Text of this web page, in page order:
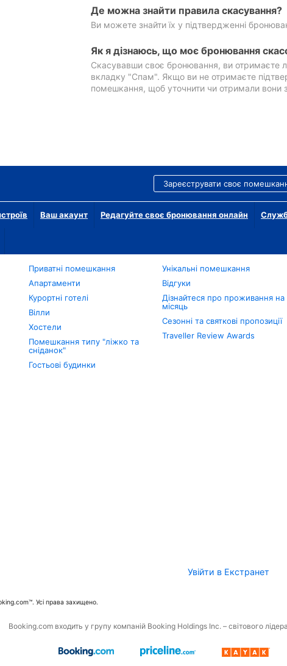
Де можна знайти правила скасування?
Ви можете знайти їх у підтвердженні
Як я дізнаюсь, що моє бронювання
Скасувавши своє бронювання, ви отримаєте
вкладку "Спам". Якщо ви не отримаєте
помешкання, щоб уточнити чи отримали вони
Зареєструвати своє
Ваш акаунт Редагуйте своє бронювання онлайн
Приватні помешкання
Апартаменти
Курортні готелі
Вілли
Хостели
Помешкання типу "ліжко та
сніданок"
Гостьові будинки
Унікальні помешкання
Відгуки
Дізнайтеся про проживання на
місяць
Сезонні та святкові пропозиції
Traveller Review Awards
Увійти в Екстранет
Усі права захищено.
Booking.com входить у групу компаній Booking Holdings Inc. – світового